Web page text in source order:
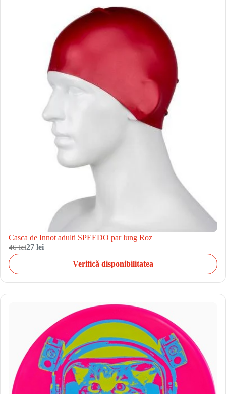
Casca de Innot adulti SPEEDO par lung Roz
46 lei27 lei
Verifică disponibilitatea